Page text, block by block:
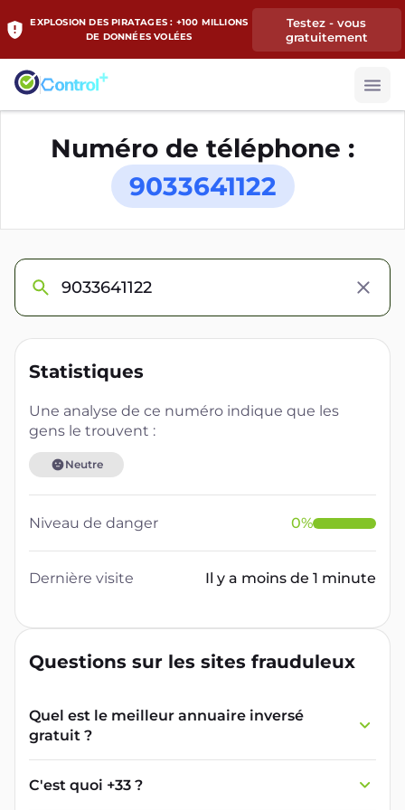
EXPLOSION DES PIRATAGES : +100 MILLIONS
DE DONNÉES VOLÉES
Testez - vous
gratuitement
Numéro de téléphone :
9033641122
Statistiques
Une analyse de ce numéro indique que les
gens le trouvent :
Neutre
Niveau de danger 0%
Dernière visite Il y a moins de 1 minute
Questions sur les sites frauduleux
Quel est le meilleur annuaire inversé
gratuit ?
France Verif inclut une fonctionnalité de
recherche de numéro inversée qui est efficace
et gratuite pour identifier les appelants
C'est quoi +33 ?
L'indicatif +33 est le code téléphonique